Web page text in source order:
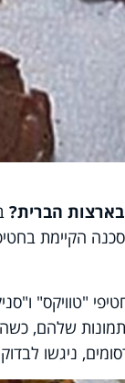
הברית?
הקיימת
"טוויקס"
שלהם,
ניגשו